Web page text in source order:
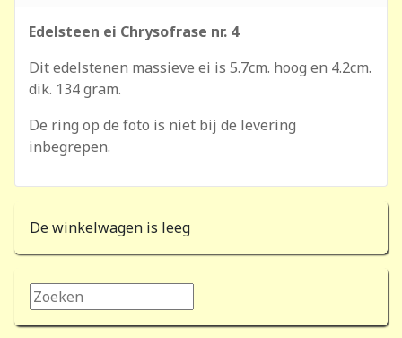
Edelsteen ei Chrysofrase nr. 4
Dit edelstenen massieve ei is 5.7cm. hoog en 4.2cm.
dik. 134 gram.
De ring op de foto is niet bij de levering
inbegrepen.
De winkelwagen is leeg
Zoeken...